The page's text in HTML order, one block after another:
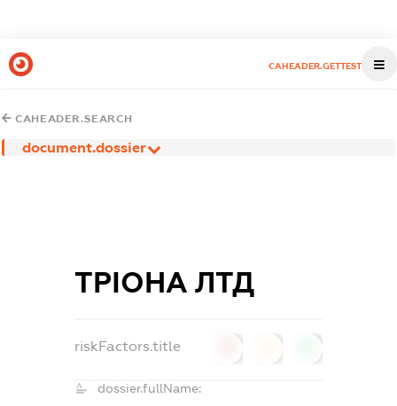
CAHEADER.GETTEST
CAHEADER.SEARCH
document.dossier
ТРІОНА ЛТД
riskFactors.title
dossier.fullName: